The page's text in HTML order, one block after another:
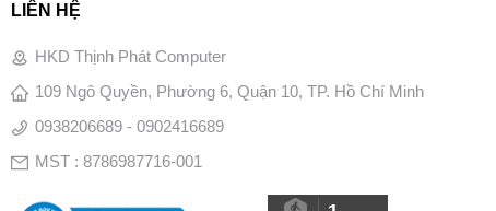
LIÊN HỆ
HKD Thịnh Phát Computer
109 Ngô Quyền, Phường 6, Quận 10, TP. Hồ Chí Minh
0938206689 - 0902416689
MST : 8786987716-001